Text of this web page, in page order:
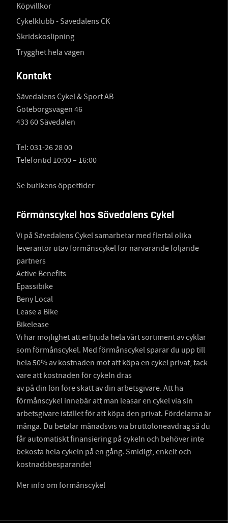
Köpvillkor
Cykelklubb - Sävedalens CK
Skridskoslipning
Trygghet hela vägen
Kontakt
Sävedalens Cykel & Sport AB
Göteborgsvägen 46
433 60 Sävedalen
Tel: 031-26 28 00
Telefontid 10:00 – 16:00
Se butikens öppettider
Förmånscykel hos Sävedalens Cykel
Vi på Sävedalens Cykel samarbetar med flertal olika
leverantör utav förmånscykel för närvarande följande
partners
Active Benefits
Epassibike
Beny Local
Lease a Bike
Bikelease
Vi har möjlighet att erbjuda hela vårt sortiment av cyklar
som förmånscykel. Med förmånscykel sparar du upp till
hela 50% av kostnaden mot att köpa en cykel privat, tack
vare att kostnaden för cykeln dras
av på din lön före skatt av din arbetsgivare. Att ha
förmånscykel innebär att man leasar en cykel via sin
arbetsgivare istället för att köpa den privat. Fördelarna är
många. Du betalar månadsvis via bruttolöneavdrag så du
får automatiskt finansiering på cykeln och behöver inte
bekosta hela cykeln på en gång. Smidigt, enkelt och
kostnadsbesparande!
Mer info om förmånscykel